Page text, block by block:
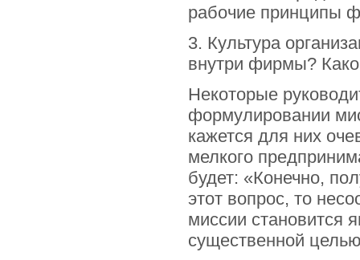
рабочие принципы
3. Культура
внутри фирмы?
Некоторые
формулировании
кажется для них
мелкого
будет: «Конечно,
этот вопрос, то
миссии становится
существенной